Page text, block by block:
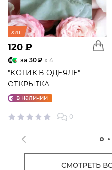
хит
120 ₽
за 30 ₽ x 4
"КОТИК В ОДЕЯЛЕ"
ОТКРЫТКА
в наличии
0
СМОТРЕТЬ